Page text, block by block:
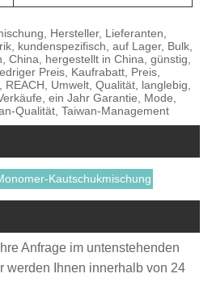
Hersteller, Lieferanten,
kundenspezifisch, auf Lager, Bulk,
China, hergestellt in China, günstig,
Preis, Kaufrabatt, Preis,
Umwelt, Qualität, langlebig,
ein Jahr Garantie, Mode,
Qualität, Taiwan-Management
Kautschukmischung
Anfrage im untenstehenden
werden Ihnen innerhalb von 24